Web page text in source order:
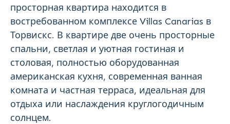
просторная квартира находится в
востребованном комплексе Villas Canarias в
Торвискс. В квартире две очень просторные
спальни, светлая и уютная гостиная и
столовая, полностью оборудованная
американская кухня, современная ванная
комната и частная терраса, идеальная для
отдыха или наслаждения круглогодичным
солнцем.